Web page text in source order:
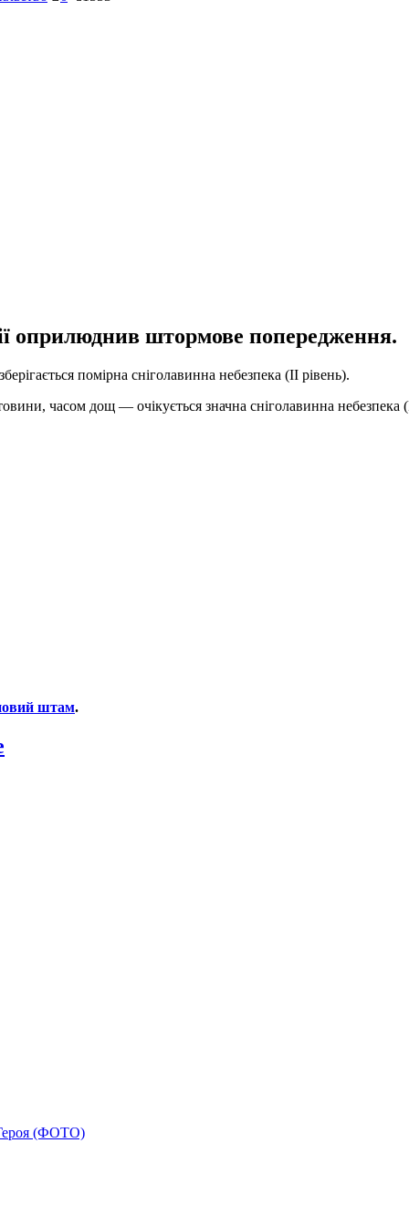
оприлюднив штормове попередження.
помірна сніголавинна небезпека (II рівень).
часом дощ — очікується значна сніголавинна небезпека
штам.
Героя (ФОТО)